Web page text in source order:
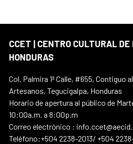
CCET | CENTRO CULTURAL
HONDURAS
Col. Palmira 1ª Calle, #655, Contiguo
Artesanos, Tegucigalpa, Honduras
Horario de apertura al público de
10:00a.m. a 8:00p.m
Correo electrónico :
Teléfono:+504 2238-2013/ +504